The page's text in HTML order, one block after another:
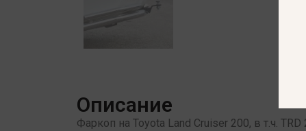
Описание
Фаркоп на Toyota Land Cruiser 200, в т.ч.